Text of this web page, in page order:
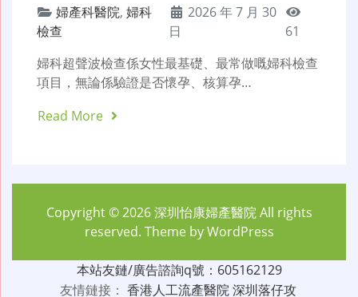
婦產科醫院, 婦科
檢查
2026 年 7 月 30
日
61
婦科超聲波檢查係女性最基礎、最常做嘅婦科檢查
項目，無論係驗證是否懷孕、核算孕…
Read More
Copyright © 2026深圳怡康婦產醫院All rights
reserved. Theme byWordPress
本站友鏈/廣告諮詢q號：605162129
友情鏈接： 香港人工流產醫院深圳落仔攻